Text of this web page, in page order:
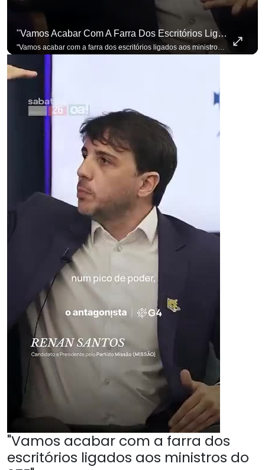
"Vamos Acabar Com A Farra Dos Escritórios Ligados Aos Ministros Do STF"
"Vamos acabar com a farra dos escritórios ligados aos ministros do STF". Essa foi a resposta de Renan Santos ao ser questionado sobre o Judiciário. Se você busca informação com credibilidade, inscreva-se agora e ative o
"Vamos acabar com a farra dos
escritórios ligados aos ministros do